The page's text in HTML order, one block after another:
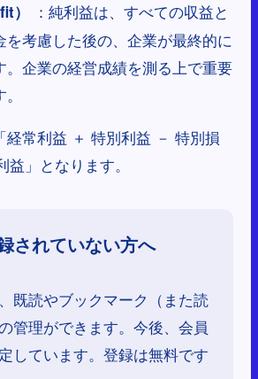
）
：純利益は、すべての収益と
を考慮した後の、企業が最終的に
。企業の経営成績を測る上で重要
経常利益 ＋ 特別利益 － 特別損
」となります。
されていない方へ
既読やブックマーク（また読
管理ができます。今後、会員
しています。登録は無料です